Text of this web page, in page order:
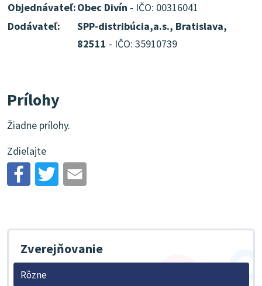
Objednávateľ:Obec Divín - IČO: 00316041
Dodávateľ:
SPP-distribúcia,a.s., Bratislava,
82511 - IČO: 35910739
Prílohy
Žiadne prílohy.
Zdieľajte
Zverejňovanie
Rôzne